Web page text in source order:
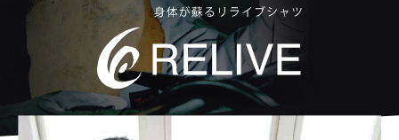
02
配管工事
03 RELIVE
04 中古車買取販売テンペスト
05 NOJ岡山店